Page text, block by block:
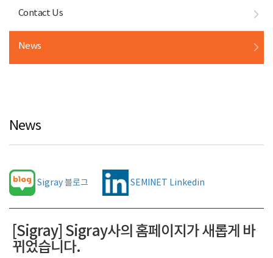
Contact Us
News
News
Sigray 블로그 SEMINET Linkedin
[Sigray] Sigray사의 홈페이지가 새롭게 바
뀌었습니다.